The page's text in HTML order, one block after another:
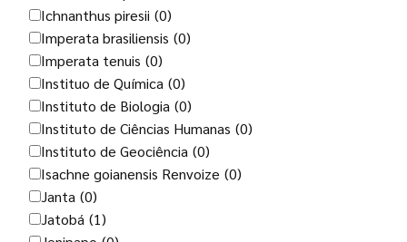
Ichnanthus piresii (0)
Imperata brasiliensis (0)
Imperata tenuis (0)
Instituo de Química (0)
Instituto de Biologia (0)
Instituto de Ciências Humanas (0)
Instituto de Geociência (0)
Isachne goianensis Renvoize (0)
Janta (0)
Jatobá (1)